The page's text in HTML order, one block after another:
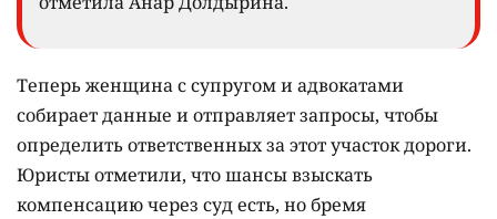
Теперь женщина с супругом и адвокатами
собирает данные и отправляет запросы, чтобы
определить ответственных за этот участок дороги.
Юристы отметили, что шансы взыскать
компенсацию через суд есть, но бремя